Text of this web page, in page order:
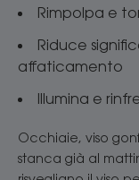
Rimpolpa e
Riduce
affaticamento
Illumina e
Occhiaie, viso
stanca già al